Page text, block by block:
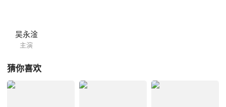
吴永淦
主演
猜你喜欢